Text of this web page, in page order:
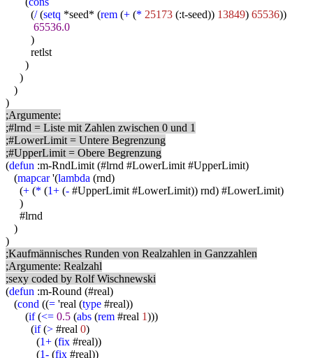
(/(setq *seed* (rem (+ (* 25173 (:t-seed)) 13849) 65536))
65536.0
)
retlst
)
)
)
)
;Argumente:
;#lrnd = Liste mit Zahlen zwischen 0 und 1
;#LowerLimit = Untere Begrenzung
;#UpperLimit = Obere Begrenzung
(defun :m-RndLimit (#lrnd #LowerLimit #UpperLimit)
(mapcar'(lambda (rnd)
(+ (* (1+ (- #UpperLimit #LowerLimit)) rnd) #LowerLimit)
)
#lrnd
)
)
;Kaufmännisches Runden von Realzahlen in Ganzzahlen
;Argumente: Realzahl
;sexy coded by Rolf Wischnewski
(defun :m-Round (#real)
(cond ((= 'real (type #real))
(if(<= 0.5 (abs (rem #real 1)))
(if(> #real 0)
(1+ (fix #real))
(1- (fix #real))